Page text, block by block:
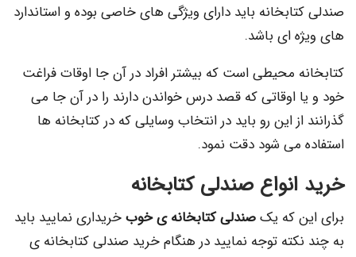
باید دارای ویژگی های خاصی بوده و استاندارد
ای باشد.
محیطی است که بیشتر افراد در آن جا اوقات فراغت
اوقاتی که قصد درس خواندن دارند را در آن جا می
این رو باید در انتخاب وسایلی که در کتابخانه ها
می شود دقت نمود.
صندلی کتابخانه
که یکصندلی کتابخانه ی خوبخریداری نمایید باید
توجه نمایید در هنگام خرید صندلی کتابخانه ی